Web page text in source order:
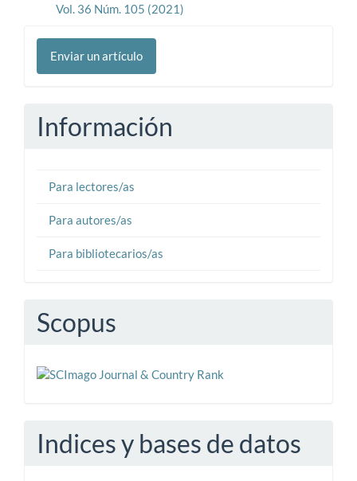
Vol. 36 Núm. 105 (2021)
Enviar
unEnviar un artículo
Información
Para lectores/as
Para autores/as
Para bibliotecarios/as
Scopus
Indices y bases de datos